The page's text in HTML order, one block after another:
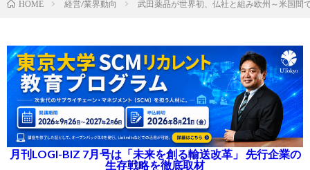
HOME 経営/業界動向 武田薬品が世界初、仏社と組み欧州～米国間
月刊LOGI-BIZ 7月号は「未来を創る輸送改革」 先行企業の
生存戦略を徹底取材